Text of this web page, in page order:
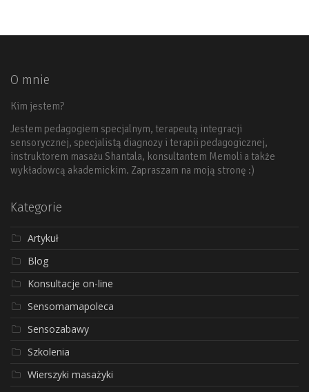
O mnie
Kim jestem?
Jestem pedagogiem specjalnym, terapeutą integracji
sensorycznej, specjalistą diagnozy i terapii pedagogicznej,
instruktorem masażu Shantala, konsultantem Memoli a także
wykładowcą akademickim. Zapraszam na moją stronę :)
Kategorie
Artykuł
Blog
Konsultacje on-line
Sensomamapoleca
Sensozabawy
Szkolenia
Wierszyki masażyki